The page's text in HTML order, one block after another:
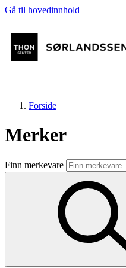
Gå til hovedinnhold
Butikker
Mat og drikke
Aktiviteter
Forside
Merker
Finn merkevare